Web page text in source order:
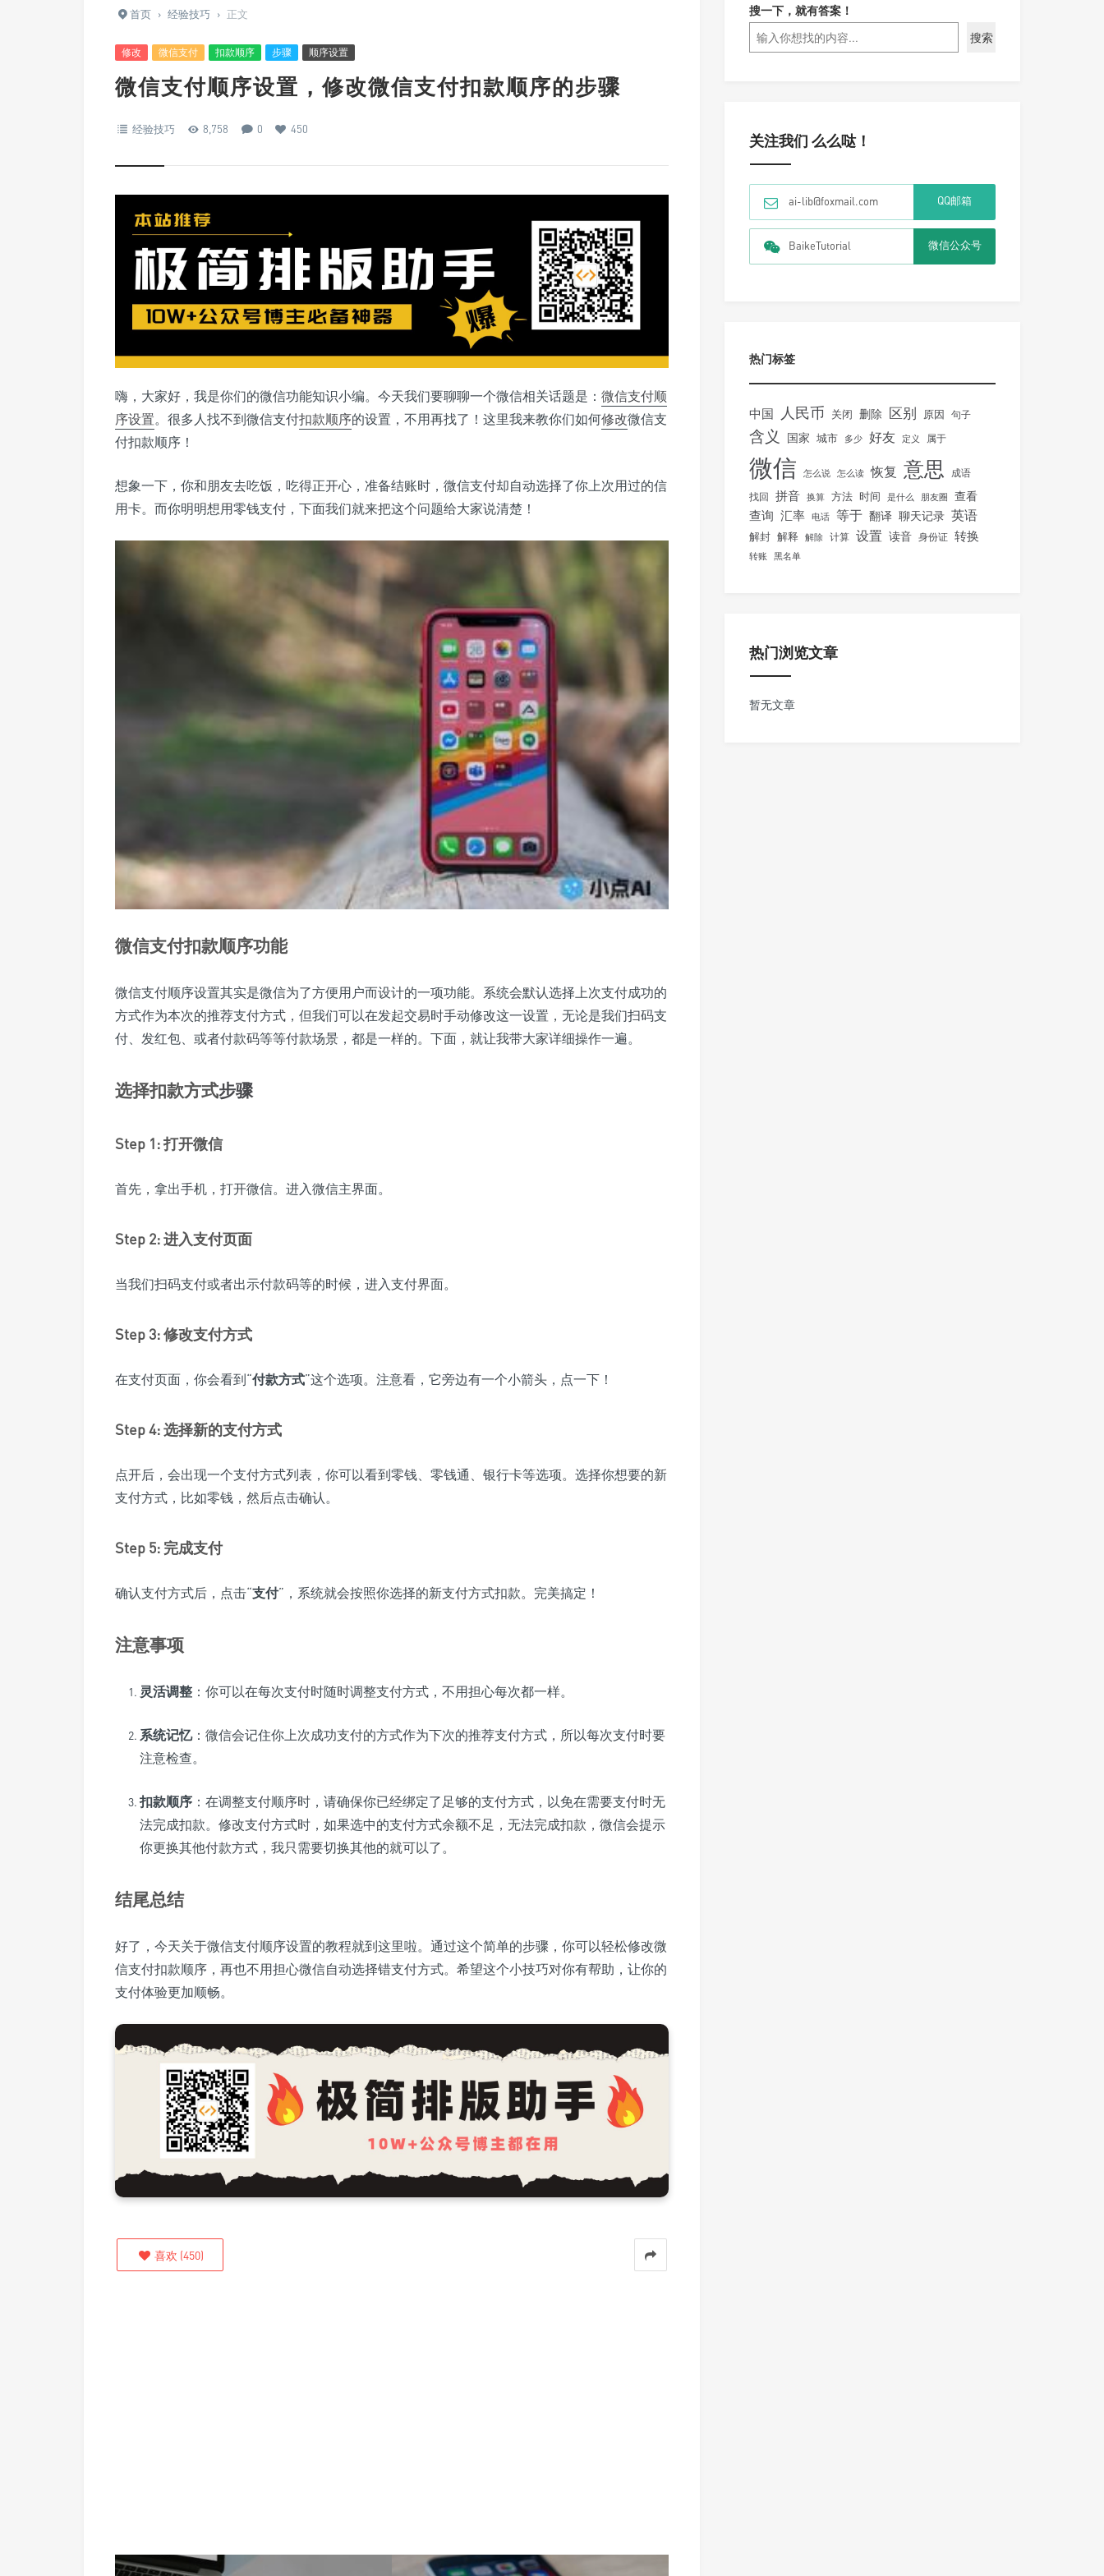
首页 › 经验技巧 › 正文
修改 微信支付 扣款顺序 步骤 顺序设置
微信支付顺序设置，修改微信支付扣款顺序的步骤
经验技巧 8,758 0 450
嗨，大家好，我是你们的微信功能知识小编。今天我们要聊聊一个微信相关话题是： 微信支付顺
序设置。很多人找不到微信支付扣款顺序的设置，不用再找了！这里我来教你们如何修改微信支
付扣款顺序！
想象一下，你和朋友去吃饭，吃得正开心，准备结账时，微信支付却自动选择了你上次用过的信
用卡。而你明明想用零钱支付，下面我们就来把这个问题给大家说清楚！
微信支付扣款顺序功能
微信支付顺序设置其实是微信为了方便用户而设计的一项功能。系统会默认选择上次支付成功的
方式作为本次的推荐支付方式，但我们可以在发起交易时手动修改这一设置，无论是我们扫码支
付、发红包、或者付款码等等付款场景，都是一样的。下面，就让我带大家详细操作一遍。
选择扣款方式步骤
Step 1: 打开微信
首先，拿出手机，打开微信。进入微信主界面。
Step 2: 进入支付页面
当我们扫码支付或者出示付款码等的时候，进入支付界面。
Step 3: 修改支付方式
在支付页面，你会看到“付款方式”这个选项。注意看，它旁边有一个小箭头，点一下！
Step 4: 选择新的支付方式
点开后，会出现一个支付方式列表，你可以看到零钱、零钱通、银行卡等选项。选择你想要的新
支付方式，比如零钱，然后点击确认。
Step 5: 完成支付
确认支付方式后，点击“支付”，系统就会按照你选择的新支付方式扣款。完美搞定！
注意事项
灵活调整 ：你可以在每次支付时随时调整支付方式，不用担心每次都一样。
系统记忆：微信会记住你上次成功支付的方式作为下次的推荐支付方式，所以每次支付时要
注意检查。
扣款顺序 ：在调整支付顺序时，请确保你已经绑定了足够的支付方式，以免在需要支付时无
法完成扣款。修改支付方式时，如果选中的支付方式余额不足，无法完成扣款，微信会提示
你更换其他付款方式，我只需要切换其他的就可以了。
结尾总结
好了，今天关于微信支付顺序设置的教程就到这里啦。通过这个简单的步骤，你可以轻松修改微
信支付扣款顺序，再也不用担心微信自动选择错支付方式。希望这个小技巧对你有帮助，让你的
支付体验更加顺畅。
喜欢 (450)
搜一下，就有答案！
搜索
关注我们 么么哒！
ai-lib@foxmail.com QQ邮箱
BaikeTutorial 微信公众号
热门标签
中国 人民币 关闭 删除 区别 原因 句子
含义 国家 城市 多少 好友 定义 属于
微信 怎么说 怎么读 恢复 意思 成语
找回 拼音 换算 方法 时间 是什么 朋友圈 查看
查询 汇率 电话 等于 翻译 聊天记录 英语
解封 解释 解除 计算 设置 读音 身份证 转换
转账 黑名单
热门浏览文章
暂无文章